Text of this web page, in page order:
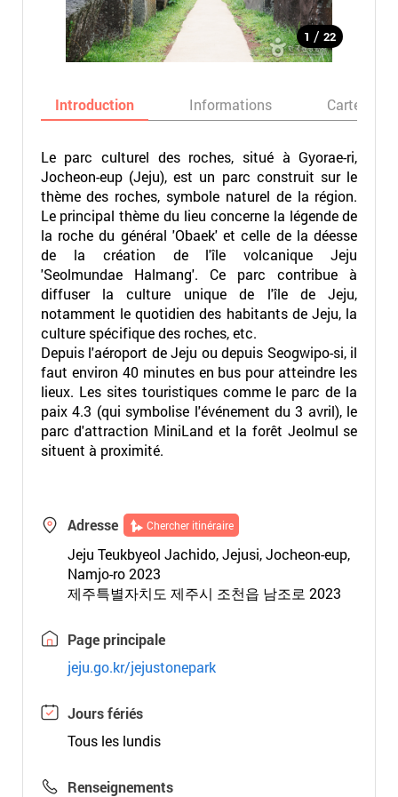
1 / 22
Introduction Informations Carte
Le parc culturel des roches, situé à Gyorae-ri,
Jocheon-eup (Jeju), est un parc construit sur le
thème des roches, symbole naturel de la région.
Le principal thème du lieu concerne la légende de
la roche du général 'Obaek' et celle de la déesse
de la création de l'île volcanique Jeju
'Seolmundae Halmang'. Ce parc contribue à
diffuser la culture unique de l'île de Jeju,
notamment le quotidien des habitants de Jeju, la
culture spécifique des roches, etc.
Depuis l'aéroport de Jeju ou depuis Seogwipo-si, il
faut environ 40 minutes en bus pour atteindre les
lieux. Les sites touristiques comme le parc de la
paix 4.3 (qui symbolise l'événement du 3 avril), le
parc d'attraction MiniLand et la forêt Jeolmul se
situent à proximité.
Adresse Chercher itinéraire
Jeju Teukbyeol Jachido, Jejusi, Jocheon-eup,
Namjo-ro 2023
제주특별자치도 제주시 조천읍 남조로 2023
Page principale
jeju.go.kr/jejustonepark
Jours fériés
Tous les lundis
Renseignements